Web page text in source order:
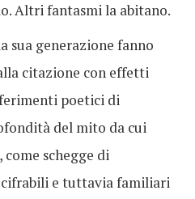
Altri fantasmi la abitano.
sua generazione fanno
citazione con effetti
poetici di
del mito da cui
schegge di
e tuttavia familiari